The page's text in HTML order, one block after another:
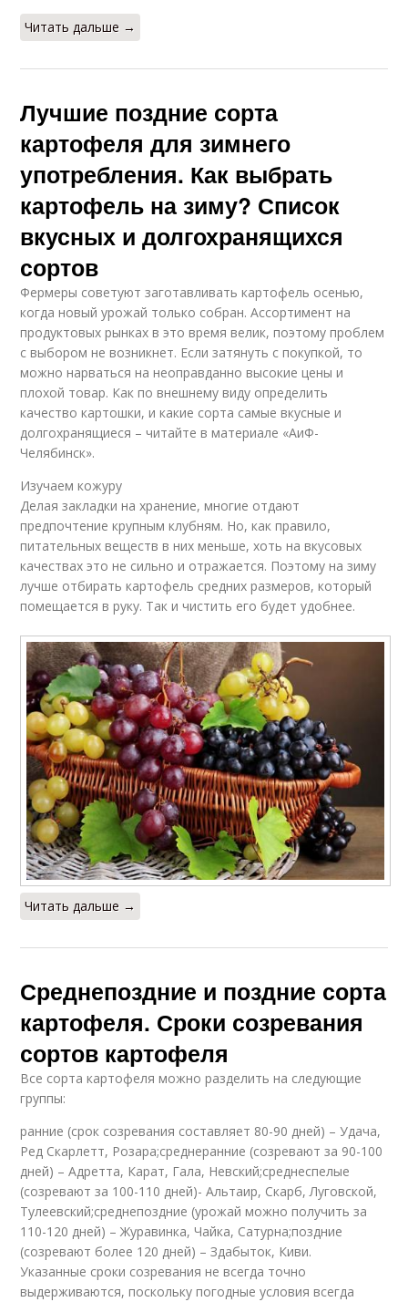
Читать дальше →
Лучшие поздние сорта
картофеля для зимнего
употребления. Как выбрать
картофель на зиму? Список
вкусных и долгохранящихся
сортов
Фермеры советуют заготавливать картофель осенью,
когда новый урожай только собран. Ассортимент на
продуктовых рынках в это время велик, поэтому проблем
с выбором не возникнет. Если затянуть с покупкой, то
можно нарваться на неоправданно высокие цены и
плохой товар. Как по внешнему виду определить
качество картошки, и какие сорта самые вкусные и
долгохранящиеся – читайте в материале «АиФ-
Челябинск».
Изучаем кожуру
Делая закладки на хранение, многие отдают
предпочтение крупным клубням. Но, как правило,
питательных веществ в них меньше, хоть на вкусовых
качествах это не сильно и отражается. Поэтому на зиму
лучше отбирать картофель средних размеров, который
помещается в руку. Так и чистить его будет удобнее.
Читать дальше →
Среднепоздние и поздние сорта
картофеля. Сроки созревания
сортов картофеля
Все сорта картофеля можно разделить на следующие
группы:
ранние (срок созревания составляет 80-90 дней) – Удача,
Ред Скарлетт, Розара;среднеранние (созревают за 90-100
дней) – Адретта, Карат, Гала, Невский;среднеспелые
(созревают за 100-110 дней)- Альтаир, Скарб, Луговской,
Тулеевский;среднепоздние (урожай можно получить за
110-120 дней) – Журавинка, Чайка, Сатурна;поздние
(созревают более 120 дней) – Здабыток, Киви.
Указанные сроки созревания не всегда точно
выдерживаются, поскольку погодные условия всегда